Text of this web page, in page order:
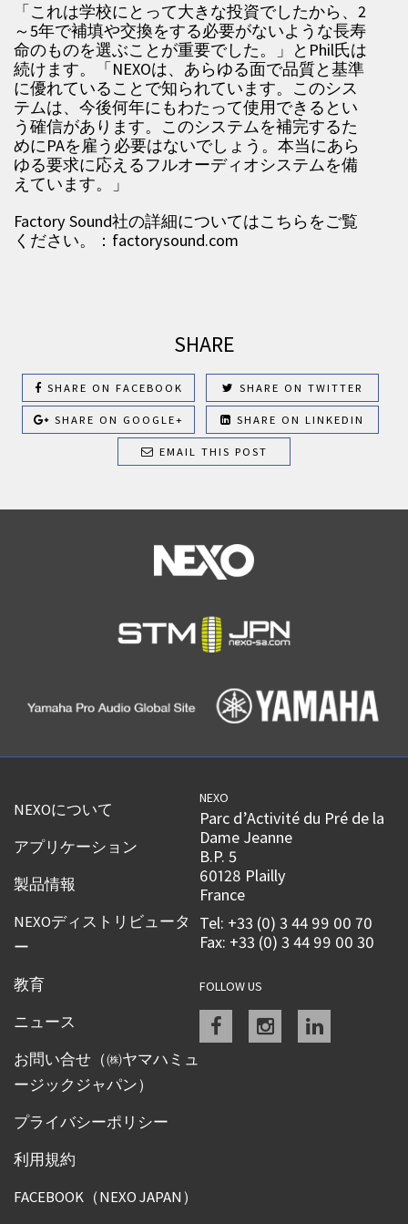
「これは学校にとって大きな投資でしたから、2
～5年で補填や交換をする必要がないような長寿
命のものを選ぶことが重要でした。」とPhil氏は
続けます。「NEXOは、あらゆる面で品質と基準
に優れていることで知られています。このシス
テムは、今後何年にもわたって使用できるとい
う確信があります。このシステムを補完するた
めにPAを雇う必要はないでしょう。本当にあら
ゆる要求に応えるフルオーディオシステムを備
えています。」
Factory Sound社の詳細についてはこちらをご覧
ください。：factorysound.com
SHARE
SHARE ON FACEBOOK SHARE ON TWITTER
SHARE ON GOOGLE+ SHARE ON LINKEDIN
EMAIL THIS POST
NEXOについて
アプリケーション
製品情報
NEXOディストリビュータ
ー
教育
ニュース
お問い合せ（㈱ヤマハミュ
ージックジャパン）
プライバシーポリシー
利用規約
FACEBOOK（NEXO JAPAN）
NEXO
Parc d’Activité du Pré de la
Dame Jeanne
B.P. 5
60128 Plailly
France
Tel: +33 (0) 3 44 99 00 70
Fax: +33 (0) 3 44 99 00 30
FOLLOW US
Facebookinstagramlinkedin